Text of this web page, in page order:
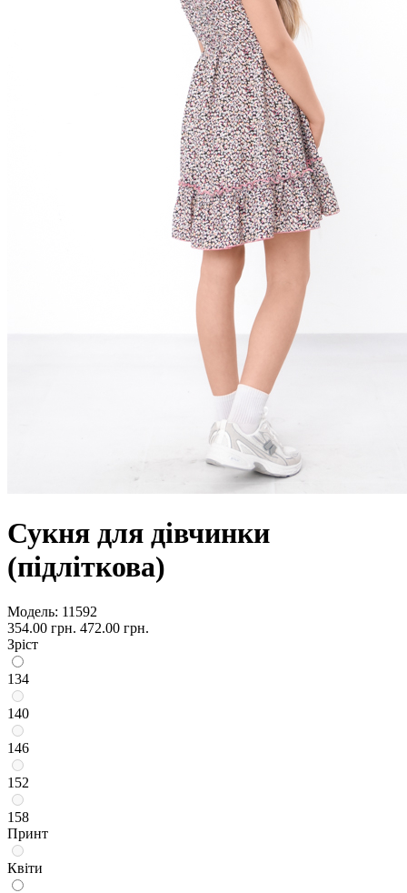
Сукня для дівчинки
(підліткова)
Модель: 11592
354.00 грн. 472.00 грн.
Зріст
134
140
146
152
158
Принт
Квіти